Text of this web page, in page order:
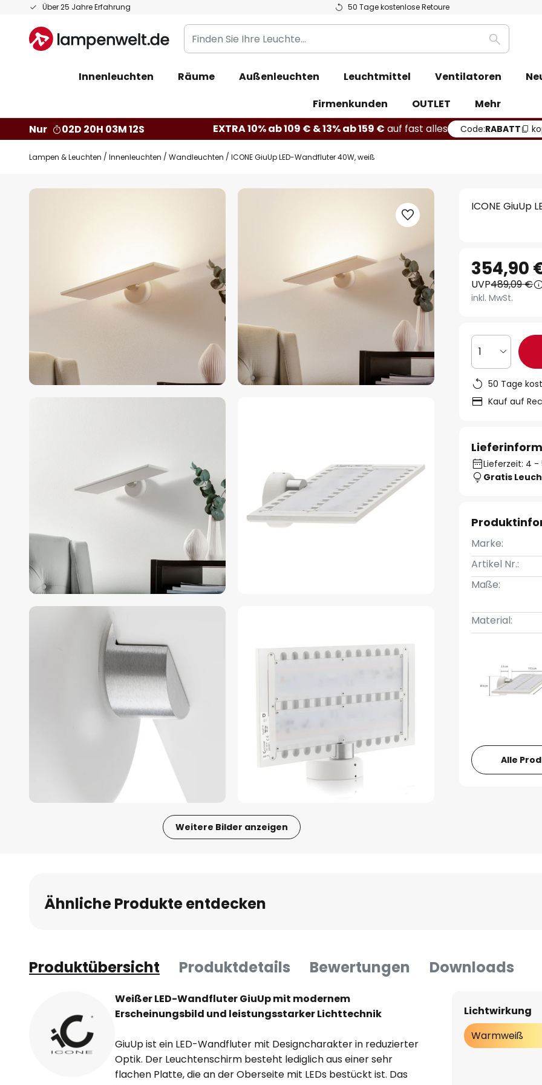
Über 25 Jahre Erfahrung 50 Tage kostenlose Retoure
Zum
springen
Finden
Sie
Leuchte...
Suche
Innenleuchten Räume Außenleuchten Leuchtmittel Ventilatoren
Firmenkunden
OUTLET
Mehr
Nur
02D 20H 03M 11S EXTRA 10% ab 109 € & 13% ab 159 € auf fast alles Code:RABATT
Lampen & Leuchten Innenleuchten Wandleuchten ICONE GiuUp LED-Wandfluter 40W, weiß
Zum
Weitere Bilder anzeigen
Bildgalerie
springen
ICONE GiuUp
354,90
UVP489,09 €
inkl. MwSt.
1
50 Tage
Kauf auf
Lieferzeit: 4 -
Gratis
Marke:
Artikel Nr.:
Maße:
Material:
Alle
Ähnliche Produkte entdecken
Produktübersicht Produktdetails Bewertungen Downloads
Weißer LED-Wandfluter GiuUp mit modernem
Erscheinungsbild und leistungsstarker Lichttechnik
GiuUp ist ein LED-Wandfluter mit Designcharakter in reduzierter
Optik. Der Leuchtenschirm besteht lediglich aus einer sehr
flachen Platte, die an der Oberseite mit LEDs bestückt ist. Das
Lichtwirkung
Warmweiß